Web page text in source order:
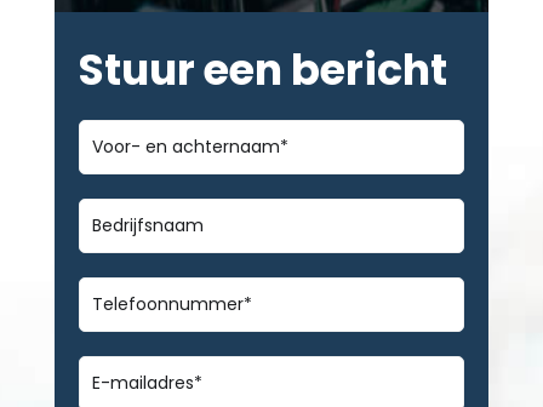
Stuur een bericht
Voor-
en
achternaam*
Bedrijfsnaam
Telefoonnummer*
E-
mailadres*